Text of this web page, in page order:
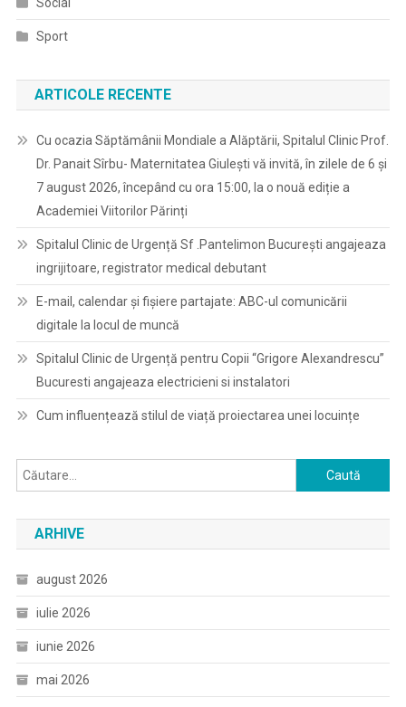
Sport
ARTICOLE RECENTE
Cu ocazia Săptămânii Mondiale a Alăptării, Spitalul Clinic Prof.
Dr. Panait Sîrbu- Maternitatea Giulești vă invită, în zilele de 6 și
7 august 2026, începând cu ora 15:00, la o nouă ediție a
Academiei Viitorilor Părinți
Spitalul Clinic de Urgență Sf .Pantelimon București angajeaza
ingrijitoare, registrator medical debutant
E-mail, calendar şi fişiere partajate: ABC-ul comunicării
digitale la locul de muncă
Spitalul Clinic de Urgență pentru Copii “Grigore Alexandrescu”
Bucuresti angajeaza electricieni si instalatori
Cum influențează stilul de viață proiectarea unei locuințe
Caută
după:
ARHIVE
august 2026
iulie 2026
iunie 2026
mai 2026